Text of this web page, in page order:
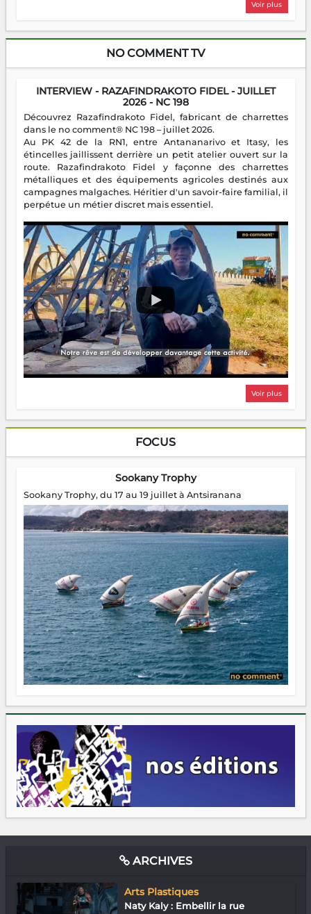
Voir plus
NO COMMENT TV
INTERVIEW - RAZAFINDRAKOTO FIDEL - JUILLET
2026 - NC 198
Découvrez Razafindrakoto Fidel, fabricant de charrettes
dans le no comment® NC 198 – juillet 2026.
Au PK 42 de la RN1, entre Antananarivo et Itasy, les
étincelles jaillissent derrière un petit atelier ouvert sur la
route. Razafindrakoto Fidel y façonne des charrettes
métalliques et des équipements agricoles destinés aux
campagnes malgaches. Héritier d'un savoir-faire familial, il
perpétue un métier discret mais essentiel.
Voir plus
FOCUS
Sookany Trophy
Sookany Trophy, du 17 au 19 juillet à Antsiranana
ARCHIVES
Arts Plastiques
Naty Kaly : Embellir la rue